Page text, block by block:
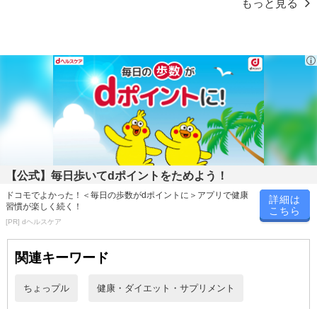
マリーゴールドという花の黄色の主成分はルテインというカロテノ
●ベリー系果実を8種も使用♪
ビルベリーのほかにも栄養素たっぷりなイキイキした多種多様なベ
リー系果実をふんだんに使用♪アサイー果汁末/チェストベリー抽出
物/クランベリー果汁末/アムラ抽出物/ブルーベリー果汁末/マキベリ
ー濃縮果汁末/ラズベリー果汁末/リンゴンベリー加工粉末
▼こんな方におすすめ
・パソコンやスマートフォンなどを長時間使う方
・テレビを長時間見る方 ・細かい作業が多い方
・毎日のダメージが気になる方
・エイジングケアが気になる方
・賞味期限：
【公式】毎日歩いてdポイントをためよう！
ドコモでよかった！＜毎日の歩数がdポイントに＞アプリで健康
習慣が楽しく続く！
[PR] dヘルスケア
詳細は
こちら
関連キーワード
ちょっプル 健康・ダイエット・サプリメント